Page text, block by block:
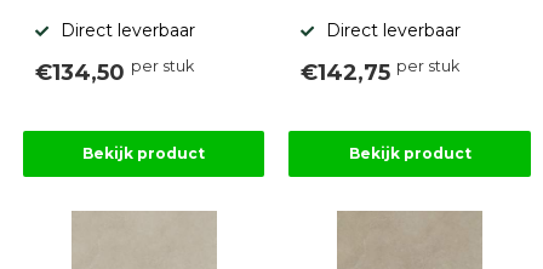
Direct leverbaar
€134,50 per stuk
Bekijk product
Direct leverbaar
€142,75 per stuk
Bekijk product